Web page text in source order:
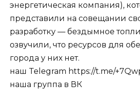
энергетическая компания),
представили на совещании
разработку — бездымное
озвучили, что ресурсов для
города у них нет.
наш Telegram https://t.me/
наша группа в ВК